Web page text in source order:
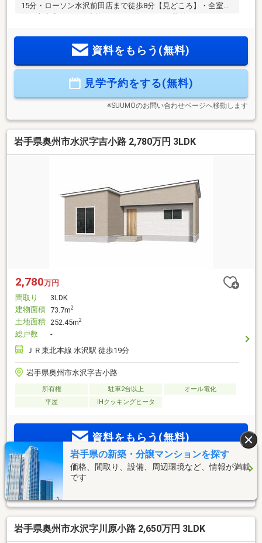
15分・ローソン水沢前田店まで徒歩8分【見どころ】・全室収
りスッキリ・来客対応やお子様の遊び場にも使える和室付き
で暮らしの幅が広がる間取り・オール電化で月々の光熱費も
資料をもらう(無料)
見学予約をする(無料)
※SUUMOのお問い合わせページへ移動します
岩手県奥州市水沢字吉小路 2,780万円 3LDK
2,780万円
間取り
3LDK
建物面積 73.7m2
土地面積 252.45m2
総戸数
-
ＪＲ東北本線 水沢駅 徒歩19分
岩手県奥州市水沢字吉小路
所有権 駐車2台以上
オール電化
平屋
IHクッキングヒータ
資料をもらう(無料)
見学予約をする(無料)
岩手県奥州市水沢字川原小路 2,650万円 3LDK
岩手県の新築・分譲マンションを探す
価格、間取り、設備、周辺環境など、情報が満載
です